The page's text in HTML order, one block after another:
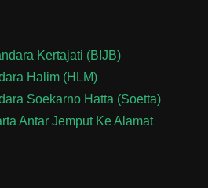
Kertajati (BIJB)
Halim (HLM)
Soekarno Hatta (Soetta)
Antar Jemput Ke Alamat